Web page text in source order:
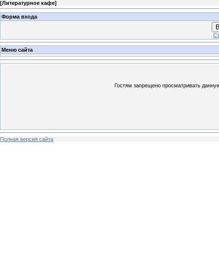
[Литературное кафе]
Форма входа
Меню сайта
Гостям запрещено просматривать
Полная версия сайта